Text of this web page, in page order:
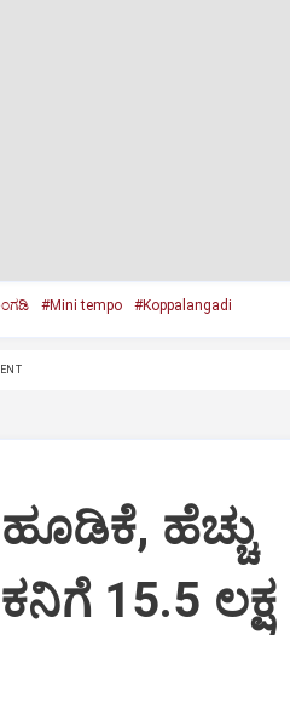
#Mini tempo #Koppalangadi
ಹೆಚ್ಚು
15.5 ಲಕ್ಷ